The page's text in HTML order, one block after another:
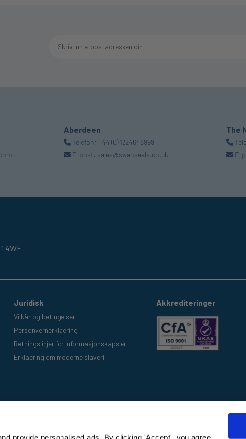
provide personalised ads. By clicking 'Accept', you agree
Aberdeen
Telefon: +44 (0) 1224648999
E-post: sales@swanseals.co.uk
The
E-
4WF
Juridisk
Vilkår og betingelser
Personvernerklaering
Retningslinjer for informasjonskapsler
Erklaering om moderne slaveri
Akkrediteringer